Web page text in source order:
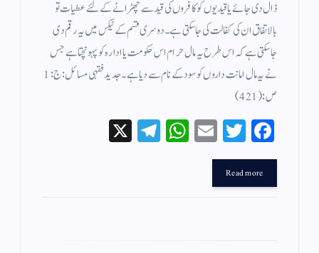
ڈال دی جائے یا قیدیوں کو کافروں کی قید سے چھڑانے کے لئے عطیات تو
بالاتفاق ان کی کفالت کی جا سکتی ہے ۔ دوسری قسم کے ٹیکس میں یہ رقم دی
جاسکتی ہے کہ اس طرح یہ مال حرام اس حکومت یا ادارہ کو پہونچتا ہے جس
نے یہ مال امانت داروں کو سود کے نام سے دیا ہے ۔ جدید فقہی مسائل : ج : 1
ص: (421 )
Fa
ce
bo
ok
T
wi
r
E
m
W
ha
Te
le
Read more